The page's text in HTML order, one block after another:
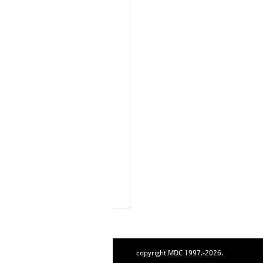
copyright MDC 1997.-2026.